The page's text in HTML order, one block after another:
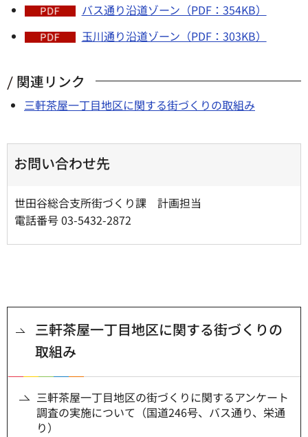
バス通り沿道ゾーン（PDF：354KB）
玉川通り沿道ゾーン（PDF：303KB）
関連リンク
三軒茶屋一丁目地区に関する街づくりの取組み
お問い合わせ先
世田谷総合支所街づくり課 計画担当
電話番号 03-5432-2872
三軒茶屋一丁目地区に関する街づくりの
取組み
三軒茶屋一丁目地区の街づくりに関するアンケート
調査の実施について（国道246号、バス通り、栄通
り）